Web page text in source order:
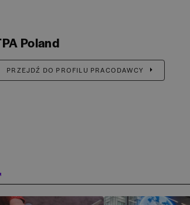
Poland
PRZEJDŹ DO PROFILU PRACODAWCY